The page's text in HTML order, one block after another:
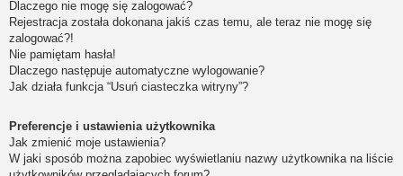
Dlaczego nie mogę się zalogować?
Rejestracja została dokonana jakiś czas temu, ale teraz nie mogę się
zalogować?!
Nie pamiętam hasła!
Dlaczego następuje automatyczne wylogowanie?
Jak działa funkcja “Usuń ciasteczka witryny”?
Preferencje i ustawienia użytkownika
Jak zmienić moje ustawienia?
W jaki sposób można zapobiec wyświetlaniu nazwy użytkownika na liście